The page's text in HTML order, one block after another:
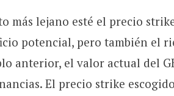
más lejano esté el precio
potencial, pero también el
anterior, el valor actual del
El precio strike